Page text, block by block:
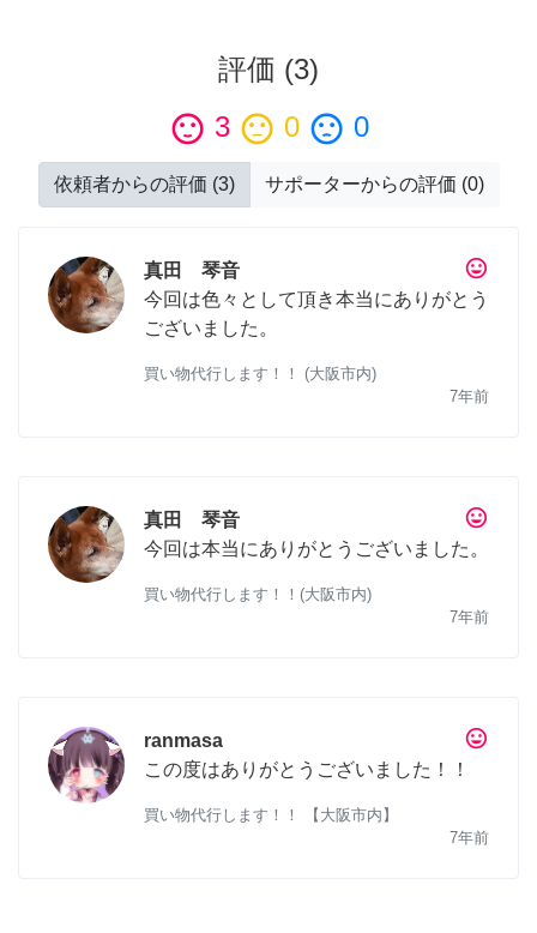
評価 (3)
sentiment_satisfied 3 sentiment_neutral 0 sentiment_dissatisfied 0
依頼者からの評価 (3) サポーターからの評価 (0)
tag_faces
真田 琴音
今回は色々として頂き本当にありがとう
ございました。
買い物代行します！！ (大阪市内)
7年前
tag_faces
真田 琴音
今回は本当にありがとうございました。
買い物代行します！！(大阪市内)
7年前
tag_faces
ranmasa
この度はありがとうございました！！
買い物代行します！！ 【大阪市内】
7年前